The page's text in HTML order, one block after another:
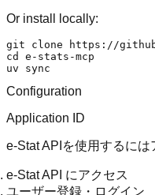
Or install locally:
git clone
cd
e-stats-mcp
uv sync
Configuration
Application ID
e-Stat APIを使用するには
e-Stat API にアクセス
ユーザー登録・ログイン